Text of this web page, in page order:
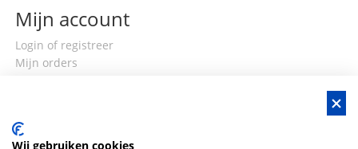
Mijn account
Login of registreer
Mijn orders
Wij gebruiken cookies